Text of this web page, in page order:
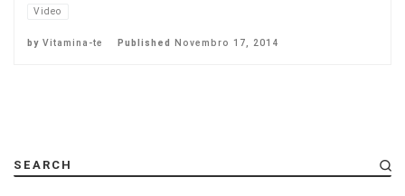
Video
by Vitamina-te Published Novembro 17, 2014
SEARCH